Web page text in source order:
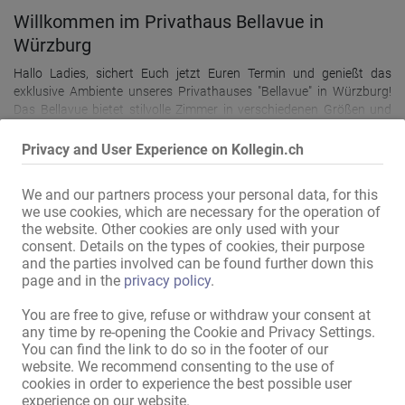
Privacy and User Experience on Kollegin.ch
We and our partners process your personal data, for this
we use cookies, which are necessary for the operation of
the website. Other cookies are only used with your
consent. Details on the types of cookies, their purpose
and the parties involved can be found further down this
page and in the privacy policy.
You are free to give, refuse or withdraw your consent at
any time by re-opening the Cookie and Privacy Settings.
You can find the link to do so in the footer of our
website. We recommend consenting to the use of
cookies in order to experience the best possible user
experience on our website.
Willkommen im Privathaus Bellavue in
Würzburg
Hallo Ladies, sichert Euch jetzt Euren Termin und genießt das
exklusive Ambiente unseres Privathauses "Bellavue" in Würzburg!
Das Bellavue bietet stilvolle Zimmer in verschiedenen Größen und
Zimmer sind speziell als Arbeitsräume eingerichtet, sodass Ihr rund
um die Uhr flexibel und ungestört tätig sein könnt. Jedes Zimmer ist
verfügt über Internet, damit Ihr immer vernetzt bleibt. Ein
besonderes Highlight: Vor dem Eingang gibt es einen TV-Bildschirm,
auf dem die Profile und Bilder der Damen für Kunden präsentiert
werden. Zusätzlich unterstützen wir Euch mit Werbung auf unserer
eigenen Homepage, damit Ihr optimal sichtbar seid. Die Lage ist
ebenso attraktiv: Einkaufsmöglichkeiten sind bequem zu Fuß
erreichbar, und die Würzburger Innenstadt ist nur 5 Minuten mit
dem Auto entfernt – ideal für eine kurze Auszeit oder einen
Shopping-Trip. Unser Reinigungsteam sorgt regelmäßig dafür, dass
alle Zimmer in einwandfreiem Zustand übergeben werden, sodass
Ihr Euch voll und ganz auf Eure Arbeit konzentrieren könnt. Bist Du
bereit, Teil unseres modernen und diskreten Hauses zu werden?
06.08.
Ingolstadt
Vermietungen
Tagesmiete 60 €